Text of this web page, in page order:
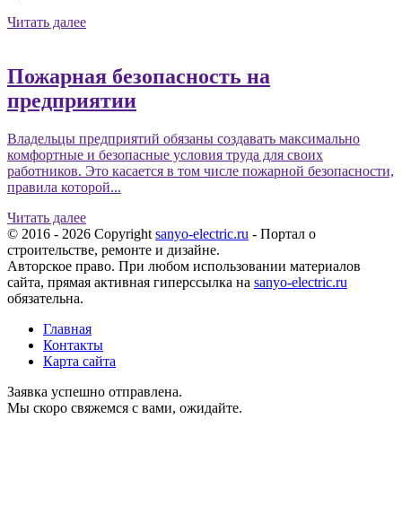
Читать далее
Пожарная безопасность на
предприятии
Владельцы предприятий обязаны создавать максимально
комфортные и безопасные условия труда для своих
работников. Это касается в том числе пожарной безопасности,
правила которой...
Читать далее
© 2016 - 2026 Copyright sanyo-electric.ru - Портал о
строительстве, ремонте и дизайне.
Авторское право. При любом использовании материалов
сайта, прямая активная гиперссылка на sanyo-electric.ru
обязательна.
Главная
Контакты
Карта сайта
Заявка успешно отправлена.
Мы скоро свяжемся с вами, ожидайте.